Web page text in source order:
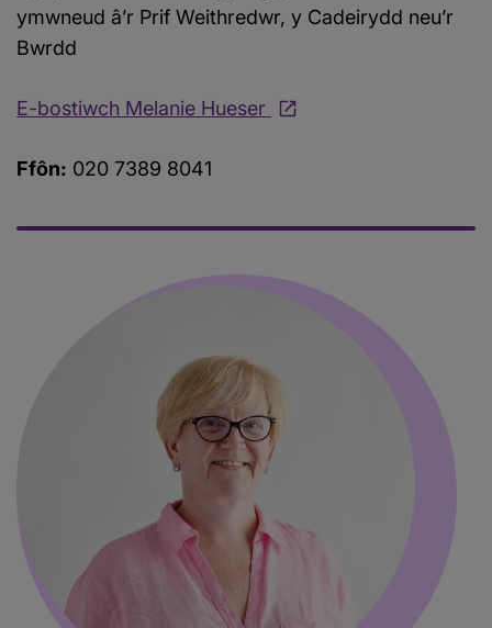
ymwneud â’r Prif Weithredwr, y Cadeirydd neu’r
Bwrdd
E-bostiwch Melanie Hueser
Ffôn: 020 7389 8041